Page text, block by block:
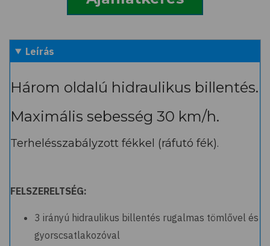
Leírás
Három oldalú hidraulikus billentés.
Maximális sebesség 30 km/h.
Terhelésszabályzott fékkel (ráfutó fék).
FELSZERELTSÉG:
3 irányú hidraulikus billentés rugalmas tömlővel és
gyorscsatlakozóval